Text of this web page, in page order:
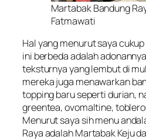
Martabak Bandung
Fatmawati
Hal yang menurut saya
ini berbeda adalah
teksturnya yang lembut di
mereka juga menawarkan
topping baru seperti durian,
greentea, ovomaltine,
Menurut saya sih menu
Raya adalah Martabak Keju